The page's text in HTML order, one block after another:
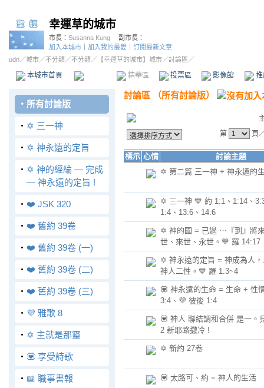
幸運草的城市
市長： Susanna Kung
副市長：
加入本城市
加入我的最愛
訂閱最新文章
udn／城市／不分類 ／不分類 ／ 【幸運草的城市】城市／討論區／
本城市首頁 精華區 投票區 影像館
‧ 所有討論版
‧ ✡️ 三一神
‧ ✡️ 神永遠的定旨
‧ ✡️ 神的經綸 — 完成
— 神永遠的定旨 !
‧ ❤️ JSK 320
‧ ❤️ 舊約 39卷
‧ ❤️ 舊約 39卷 (一)
‧ ❤️ 舊約 39卷 (二)
‧ ❤️ 舊約 39卷 (三)
‧ 💜 雅歌 8
‧ ✡️ 主就是那靈
‧ 💟 享受詩歌
‧ 📖 職事書報
討論區 （所有討論版）
第
頁
標示 心情
討論主題
✡️ 第二篇 三一神 + 神永遠的
✡️ 三一神 💙 約 1:1、1:14、
1:4、13:6、14:6
✡️ 神的國 = 已過 ⋯『到』將
世、來世、永世。💙 羅 14:17
✡️ 神永遠的定旨 = 神成為人
神人二性。💙 羅 1:3~4
💟 神永遠的生命 = 生命 + 性
3:4、💜 彼後 1:4
💟 神人 聯結調和合併 是一。
2 新耶路撒冷 !
✡️ 新約 27卷
💟 太路可、約 = 神人的生活